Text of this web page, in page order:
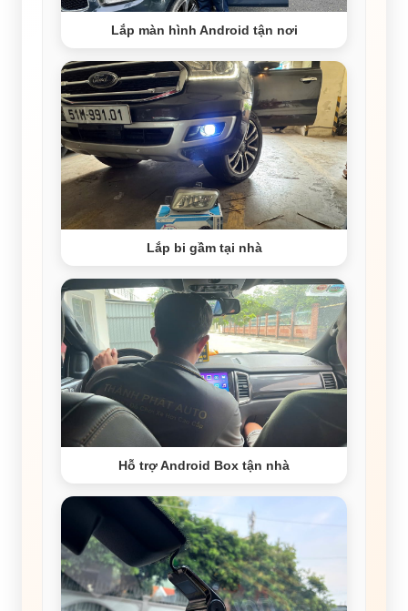
Lắp màn hình Android tận nơi
Lắp bi gầm tại nhà
Hỗ trợ Android Box tận nhà